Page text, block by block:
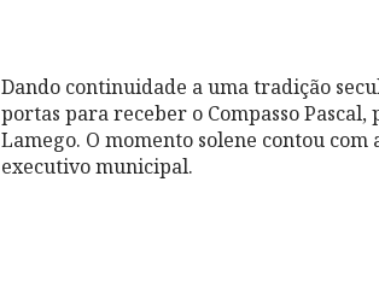
Dando continuidade a uma tradição
portas para receber o Compasso
Lamego. O momento solene contou
executivo municipal.